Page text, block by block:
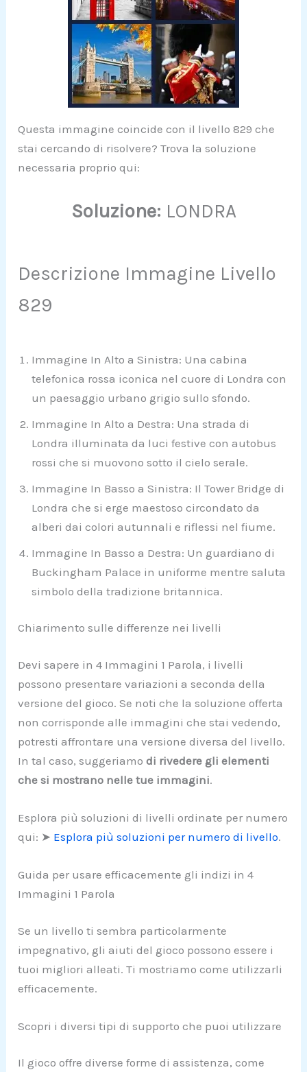
Questa immagine coincide con il livello 829 che
stai cercando di risolvere? Trova la soluzione
necessaria proprio qui:
Soluzione: LONDRA
Descrizione Immagine Livello
829
Immagine In Alto a Sinistra: Una cabina
telefonica rossa iconica nel cuore di Londra con
un paesaggio urbano grigio sullo sfondo.
Immagine In Alto a Destra: Una strada di
Londra illuminata da luci festive con autobus
rossi che si muovono sotto il cielo serale.
Immagine In Basso a Sinistra: Il Tower Bridge di
Londra che si erge maestoso circondato da
alberi dai colori autunnali e riflessi nel fiume.
Immagine In Basso a Destra: Un guardiano di
Buckingham Palace in uniforme mentre saluta
simbolo della tradizione britannica.
Chiarimento sulle differenze nei livelli
Devi sapere in 4 Immagini 1 Parola, i livelli
possono presentare variazioni a seconda della
versione del gioco. Se noti che la soluzione offerta
non corrisponde alle immagini che stai vedendo,
potresti affrontare una versione diversa del livello.
In tal caso, suggeriamodi rivedere gli elementi
che si mostrano nelle tue immagini.
Esplora più soluzioni di livelli ordinate per numero
qui: ➤ Esplora più soluzioni per numero di livello.
Guida per usare efficacemente gli indizi in 4
Immagini 1 Parola
Se un livello ti sembra particolarmente
impegnativo, gli aiuti del gioco possono essere i
tuoi migliori alleati. Ti mostriamo come utilizzarli
efficacemente.
Scopri i diversi tipi di supporto che puoi utilizzare
Il gioco offre diverse forme di assistenza, come